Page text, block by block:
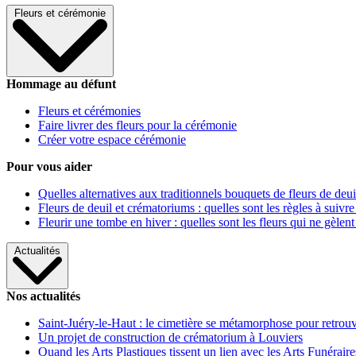
Fleurs et cérémonie
Hommage au défunt
Fleurs et cérémonies
Faire livrer des fleurs pour la cérémonie
Créer votre espace cérémonie
Pour vous aider
Quelles alternatives aux traditionnels bouquets de fleurs de
Fleurs de deuil et crématoriums : quelles sont les règles à
Fleurir une tombe en hiver : quelles sont les fleurs qui ne gèlent
Actualités
Nos actualités
Saint-Juéry-le-Haut : le cimetière se métamorphose pour
Un projet de construction de crématorium à Louviers
Quand les Arts Plastiques tissent un lien avec les Arts